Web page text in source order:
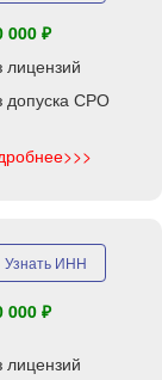
000 ₽
лицензий
допуска СРО
Узнать ИНН
000 ₽
лицензий